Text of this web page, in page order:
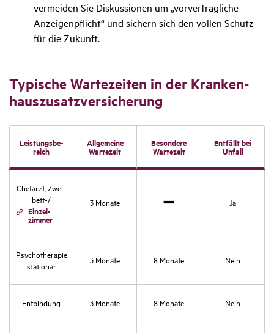
vermeiden Sie Diskussionen um „vorvertragliche
Anzeigenpflicht“ und sichern sich den vollen Schutz
für die Zukunft.
Typi­sche Warte­zeiten in der Kran­ken­
haus­zu­satz­ver­si­che­rung
Leis­tungs­be­
reich
Allge­meine
Warte­zeit
Beson­dere
Warte­zeit
Entfällt bei
Unfall
Chef­arzt, Zwei­
bett-/
Einzel­
zimmer
3 Monate
Ja
Psycho­the­rapie
stationär
3 Monate 8 Monate Nein
Entbin­dung 3 Monate 8 Monate Nein